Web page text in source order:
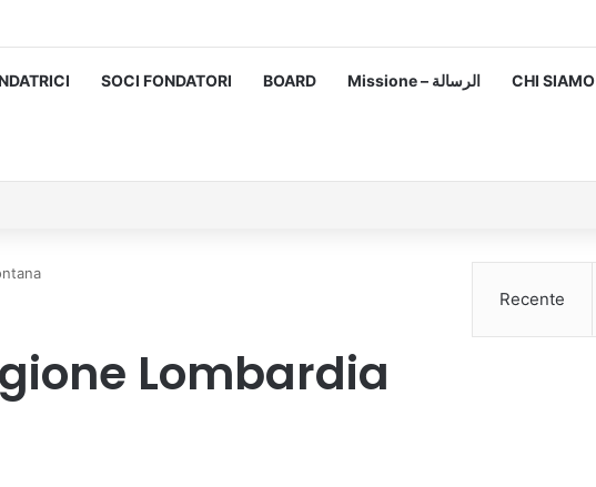
SOCI FONDATORI BOARD Missione – الرسالة CHI SIAMO
Lombardia
Recente